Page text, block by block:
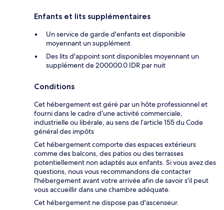
Enfants et lits supplémentaires
Un service de garde d'enfants est disponible
moyennant un supplément
Des lits d'appoint sont disponibles moyennant un
supplément de 200000.0 IDR par nuit
Conditions
Cet hébergement est géré par un hôte professionnel et
fourni dans le cadre d’une activité commerciale,
industrielle ou libérale, au sens de l’article 155 du Code
général des impôts
Cet hébergement comporte des espaces extérieurs
comme des balcons, des patios ou des terrasses
potentiellement non adaptés aux enfants. Si vous avez des
questions, nous vous recommandons de contacter
l'hébergement avant votre arrivée afin de savoir s'il peut
vous accueillir dans une chambre adéquate.
Cet hébergement ne dispose pas d'ascenseur.